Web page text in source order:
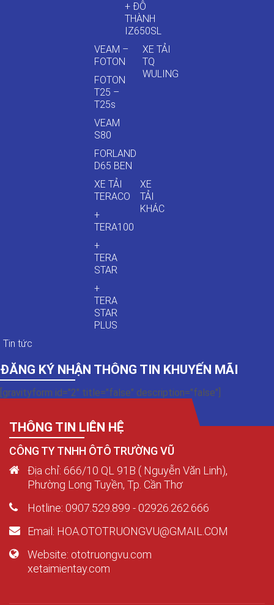
+ ĐÔ
THÀNH
IZ650SL
VEAM –
FOTON
FOTON
T25 –
T25s
VEAM
S80
FORLAND
D65 BEN
XE TẢI
TQ
WULING
XE TẢI
TERACO
+
TERA100
+
TERA
STAR
+
TERA
STAR
PLUS
XE
TẢI
KHÁC
Tin tức
ĐĂNG KÝ NHẬN THÔNG TIN KHUYẾN MÃI
[gravityform id="2" title="false" description="false"]
THÔNG TIN LIÊN HỆ
CÔNG TY TNHH ÔTÔ TRƯỜNG VŨ
Địa chỉ: 666/10 QL 91B ( Nguyễn Văn Linh),
Phường Long Tuyền, Tp. Cần Thơ
Hotline: 0907.529.899 - 02926.262.666
Email: HOA.OTOTRUONGVU@GMAIL.COM
Website: ototruongvu.com
xetaimientay.com